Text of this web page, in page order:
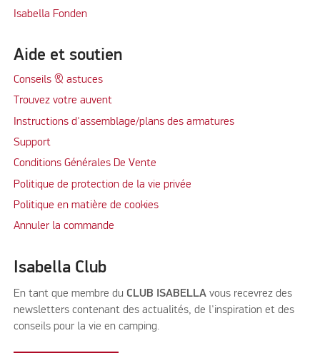
Isabella Fonden
Aide et soutien
Conseils & astuces
Trouvez votre auvent
Instructions d'assemblage/plans des armatures
Support
Conditions Générales De Vente
Politique de protection de la vie privée
Politique en matière de cookies
Annuler la commande
Isabella Club
En tant que membre du CLUB ISABELLA vous recevrez des
newsletters contenant des actualités, de l'inspiration et des
conseils pour la vie en camping.